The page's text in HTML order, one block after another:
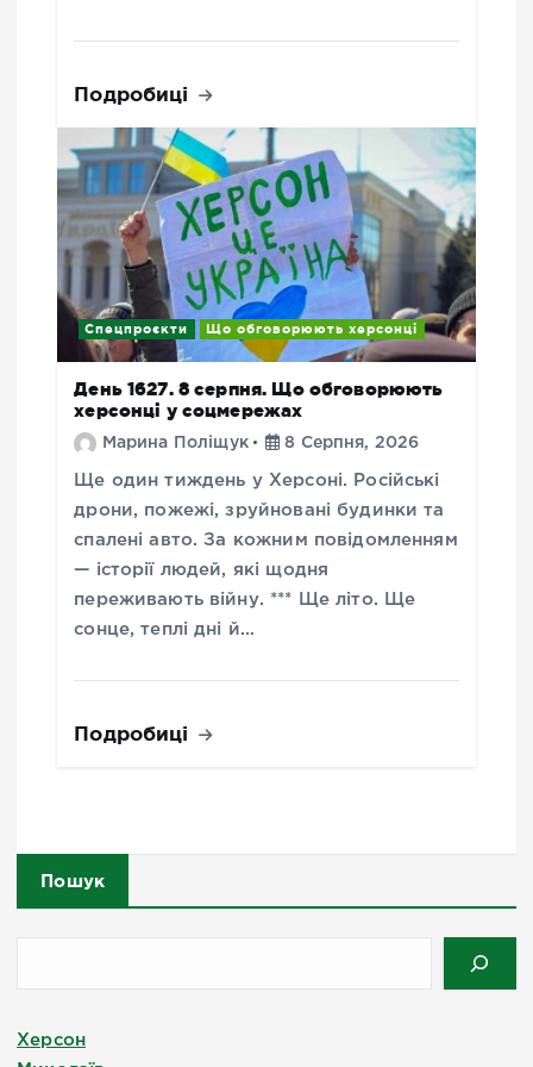
Подробиці
Спецпроєкти Що обговорюють херсонці
День 1627. 8 серпня. Що обговорюють
херсонці у соцмережах
Марина Поліщук 8 Серпня, 2026
Ще один тиждень у Херсоні. Російські
дрони, пожежі, зруйновані будинки та
спалені авто. За кожним повідомленням
— історії людей, які щодня
переживають війну. *** Ще літо. Ще
сонце, теплі дні й…
Подробиці
Пошук
Херсон